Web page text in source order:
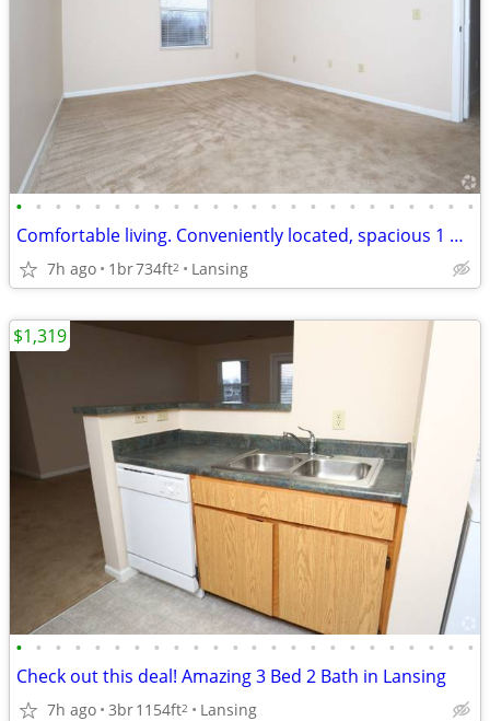
• • • • • • • • • • • • • • • • • • • • • • • •
Comfortable living. Conveniently located, spacious 1 bed 1 bath!
7h ago 1br734ft2 Lansing
• • • • • • • • • • • • • • • • • • • • • • • •
Check out this deal! Amazing 3 Bed 2 Bath in Lansing
7h ago 3br1154ft2 Lansing
$1,319